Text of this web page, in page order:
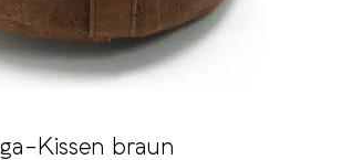
Kissen braun